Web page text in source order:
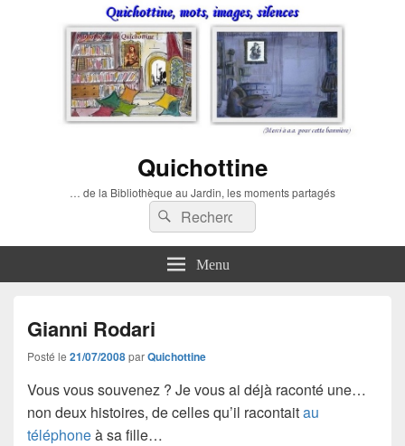
Quichottine
… de la Bibliothèque au Jardin, les moments partagés
Recherche :
Rechercher
Menu
Gianni Rodari
Posté le 21/07/2008parQuichottine
Vous vous souvenez ? Je vous ai déjà raconté une…
non deux histoires, de celles qu’il racontaitau
téléphoneà sa fille…